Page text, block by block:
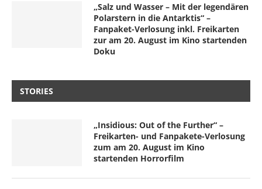
„Salz und Wasser – Mit der legendären
Polarstern in die Antarktis“ –
Fanpaket-Verlosung inkl. Freikarten
zur am 20. August im Kino startenden
Doku
STORIES
„Insidious: Out of the Further“ –
Freikarten- und Fanpakete-Verlosung
zum am 20. August im Kino
startenden Horrorfilm